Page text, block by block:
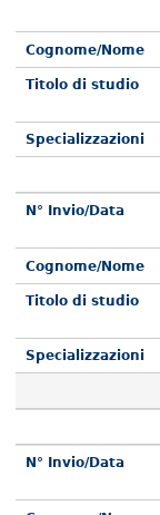
Cognome/Nome
Titolo di studio
Specializzazioni
N° Invio/Data
Cognome/Nome
Titolo di studio
Specializzazioni
N° Invio/Data